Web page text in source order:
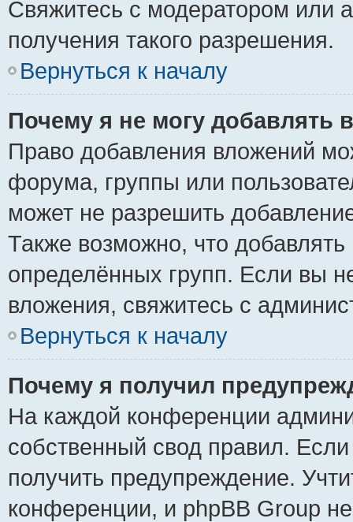
Свяжитесь с модератором или
получения такого разрешения.
Вернуться к началу
Почему я не могу добавлять
Право добавления вложений
форума, группы или
может не разрешить
Также возможно, что
определённых групп. Если вы
вложения, свяжитесь с
Вернуться к началу
Почему я получил
На каждой конференции
собственный свод правил.
получить предупреждение.
конференции, и phpBB Group